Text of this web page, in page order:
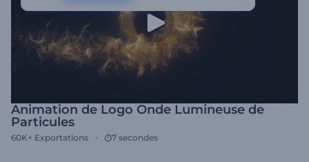
Animation de Logo Onde Lumineuse de
Particules
60K+ Exportations 7 secondes